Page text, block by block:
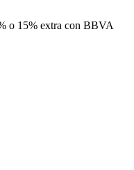
o 15% extra con BBVA